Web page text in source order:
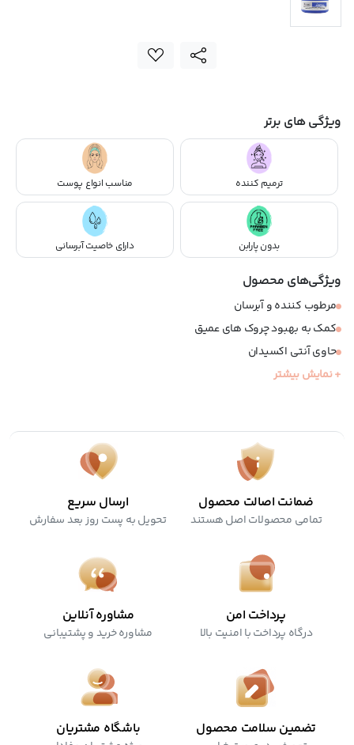
ویژگی های برتر
ترمیم کننده مناسب انواع پوست
بدون پارابن دارای خاصیت آبرسانی
ویژگی‌های محصول
مرطوب کننده و آبرسان
کمک به بهبود چروک های عمیق
حاوی آنتی اکسیدان
ترمیم کننده و ضد التهاب
+ نمایش بیشتر
ضمانت اصالت محصول
تمامی محصولات اصل هستند
ارسال سریع
تحویل به پست روز بعد سفارش
پرداخت امن
درگاه پرداخت با امنیت بالا
مشاوره آنلاین
مشاوره خرید و پشتیبانی
تضمین سلامت محصول باشگاه مشتریان